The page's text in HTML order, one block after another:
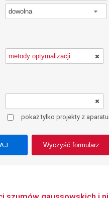
dowolna
pokaż tylko projekty z
Wyczyść formularz